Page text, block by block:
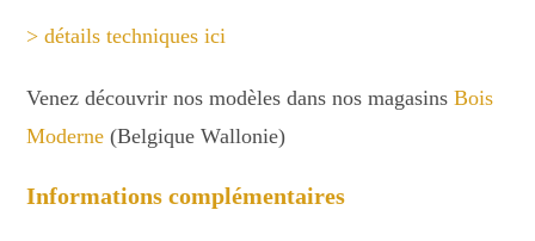
> détails techniques ici
Venez découvrir nos modèles dans nos magasinsBois
Moderne (Belgique Wallonie)
Informations complémentaires